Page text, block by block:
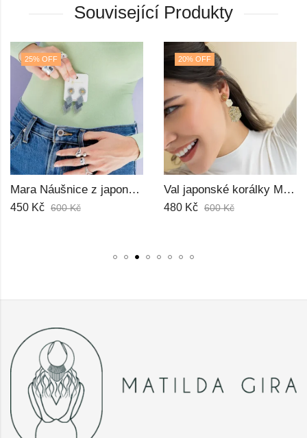
Související Produkty
25% OFF
Mara Náušnice z japonských korálků Miyuki
450 Kč 600Kč
20% OFF
Val japonské korálky Miyuki náušnice
480 Kč 600Kč